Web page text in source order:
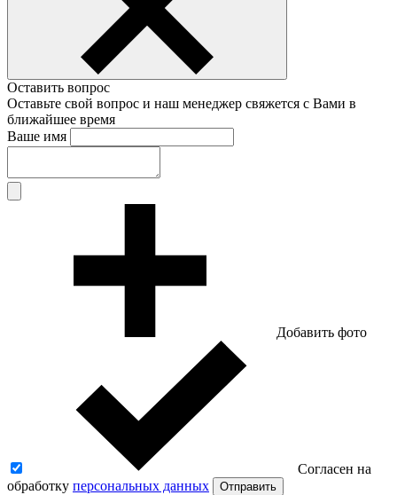
Оставить вопрос
Оставьте свой вопрос и наш менеджер свяжется с Вами в
ближайшее время
Ваше имя
Добавить фото
Согласен на
обработку персональных данных Отправить